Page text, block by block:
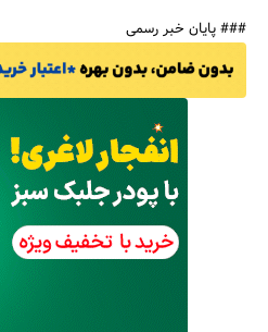
### پایان خبر رسمی